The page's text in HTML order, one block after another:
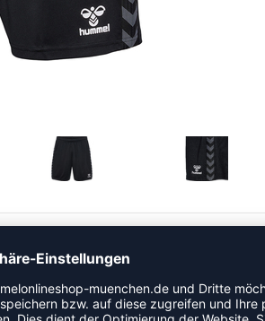
vom dänischen